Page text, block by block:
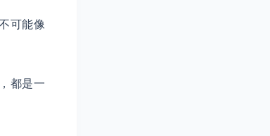
可能像
都是一